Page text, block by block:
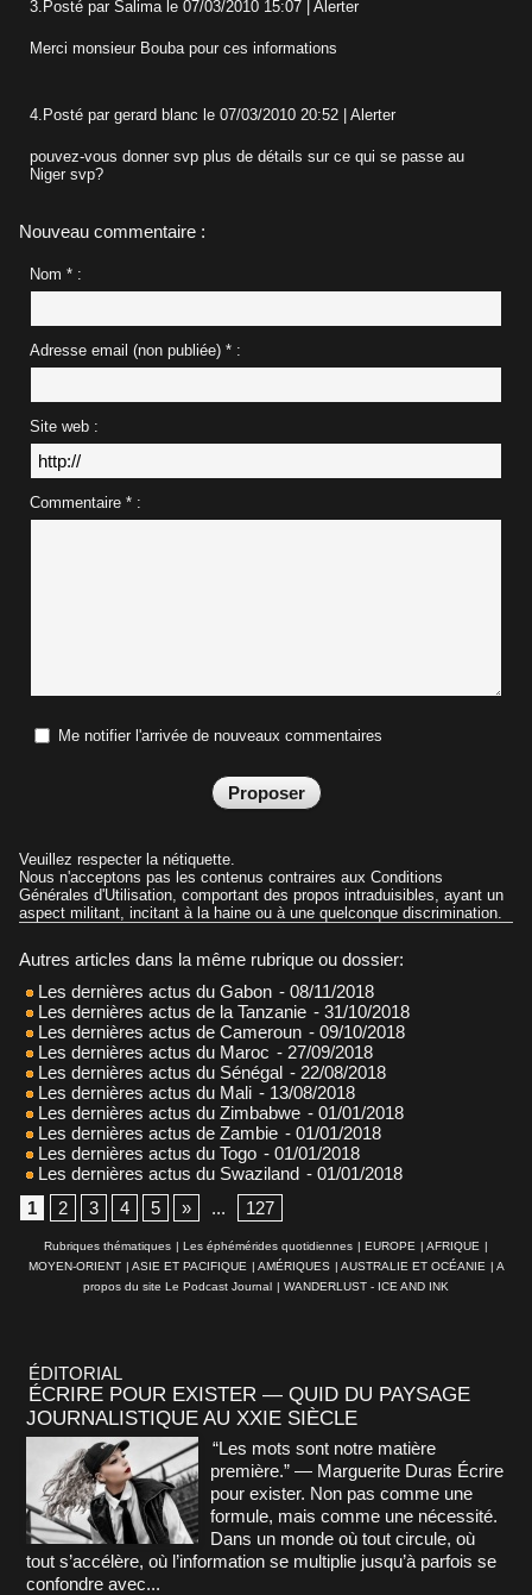
3. Posté par Salima le 07/03/2010 15:07 Alerter
Merci monsieur Bouba pour ces informations
4. Posté par gerard blanc le 07/03/2010 20:52 Alerter
pouvez-vous donner svp plus de détails sur ce qui se passe au
Niger svp?
Nouveau commentaire :
Nom * :
Adresse email (non publiée) * :
Site web :
Commentaire * :
Me notifier l'arrivée de nouveaux commentaires
Veuillez respecter la nétiquette.
Nous n'acceptons pas les contenus contraires aux Conditions
Générales d'Utilisation, comportant des propos intraduisibles, ayant un
aspect militant, incitant à la haine ou à une quelconque discrimination.
Autres articles dans la même rubrique ou dossier:
Les dernières actus du Gabon - 08/11/2018
Les dernières actus de la Tanzanie - 31/10/2018
Les dernières actus de Cameroun - 09/10/2018
Les dernières actus du Maroc - 27/09/2018
Les dernières actus du Sénégal - 22/08/2018
Les dernières actus du Mali - 13/08/2018
Les dernières actus du Zimbabwe - 01/01/2018
Les dernières actus de Zambie - 01/01/2018
Les dernières actus du Togo - 01/01/2018
Les dernières actus du Swaziland - 01/01/2018
1
2 3 4 5 » ... 127
Rubriques thématiques | Les éphémérides quotidiennes | EUROPE | AFRIQUE |
MOYEN-ORIENT | ASIE ET PACIFIQUE | AMÉRIQUES | AUSTRALIE ET OCÉANIE | A
propos du site Le Podcast Journal | WANDERLUST - ICE AND INK
ÉDITORIAL
ÉCRIRE POUR EXISTER — QUID DU PAYSAGE
JOURNALISTIQUE AU XXIE SIÈCLE
“Les mots sont notre matière
première.” — Marguerite Duras Écrire
pour exister. Non pas comme une
formule, mais comme une nécessité.
Dans un monde où tout circule, où
tout s’accélère, où l’information se multiplie jusqu’à parfois se
confondre avec...